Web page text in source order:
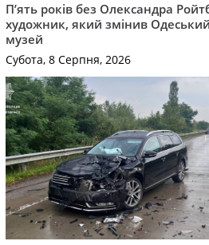
П’ять років без Олександра
художник, який змінив Одеський
музей
Субота, 8 Серпня, 2026